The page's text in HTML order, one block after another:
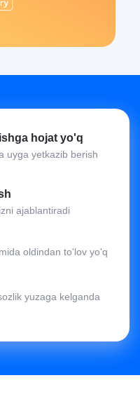
hojat yo'q
uyga yetkazib berish
ajablantiradi
oldindan to'lov yo'q
yuzaga kelganda